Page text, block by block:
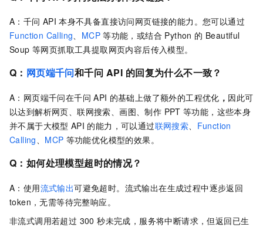
A：千问 API 本身不具备直接访问网页链接的能力。您可以通过
Function Calling、 MCP 等功能，或结合 Python 的 Beautiful
Soup 等网页抓取工具提取网页内容后传入模型。
Q： 网页端千问和千问 API 的回复为什么不一致？
A：网页端千问在千问 API 的基础上做了额外的工程优化 ， 因此可
以达到解析网页、联网搜索、画图、制作 PPT 等功能，这些本身
并不属于大模型 API 的能力，可以通过联网搜索、 Function
Calling、 MCP 等功能优化模型的效果。
Q：如何处理模型超时的情况？
A：使用流式输出可避免超时。流式输出在生成过程中逐步返回
token，无需等待完整响应。
非流式调用若超过 300 秒未完成，服务将中断请求，但返回已生